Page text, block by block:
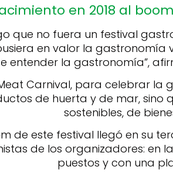
en 2018 al
que no fuera un festival
en valor la
entender la gastronomía”,
Carnival, para celebrar
de huerta y de mar,
sostenibles, de
de este festival llegó en su
de los organizadores: en
puestos y con una